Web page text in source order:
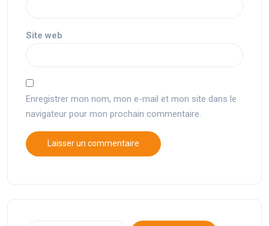
Site web
Enregistrer mon nom, mon e-mail et mon site dans le
navigateur pour mon prochain commentaire.